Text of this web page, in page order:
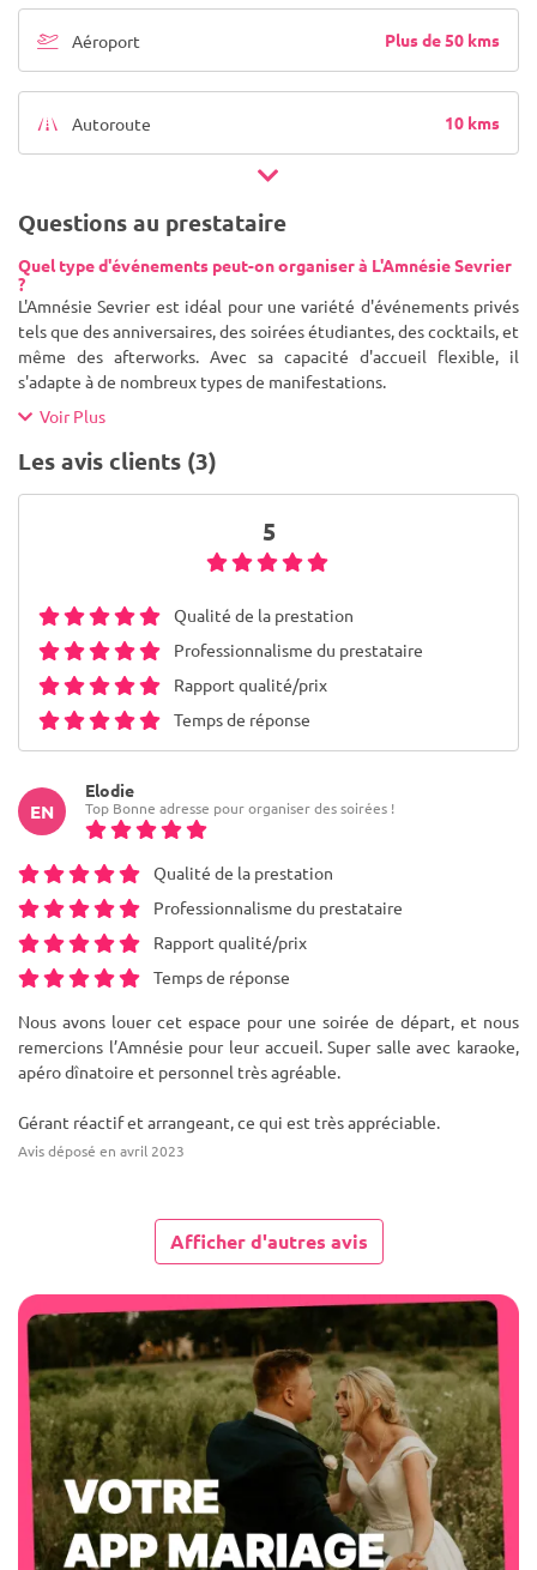
Aéroport Plus de 50 kms
Autoroute 10 kms
Questions au prestataire
Quel type d'événements peut-on organiser à L'Amnésie Sevrier
?
L'Amnésie Sevrier est idéal pour une variété d'événements privés
tels que des anniversaires, des soirées étudiantes, des cocktails, et
même des afterworks. Avec sa capacité d'accueil flexible, il
s'adapte à de nombreux types de manifestations.
Voir Plus
Les avis clients (3)
5
Qualité de la prestation
Professionnalisme du prestataire
Rapport qualité/prix
Temps de réponse
EN
Elodie
Top Bonne adresse pour organiser des soirées !
Qualité de la prestation
Professionnalisme du prestataire
Rapport qualité/prix
Temps de réponse
Nous avons louer cet espace pour une soirée de départ, et nous
remercions l’Amnésie pour leur accueil. Super salle avec karaoke,
apéro dînatoire et personnel très agréable.
Gérant réactif et arrangeant, ce qui est très appréciable.
Avis déposé en avril 2023
Afficher d'autres avis